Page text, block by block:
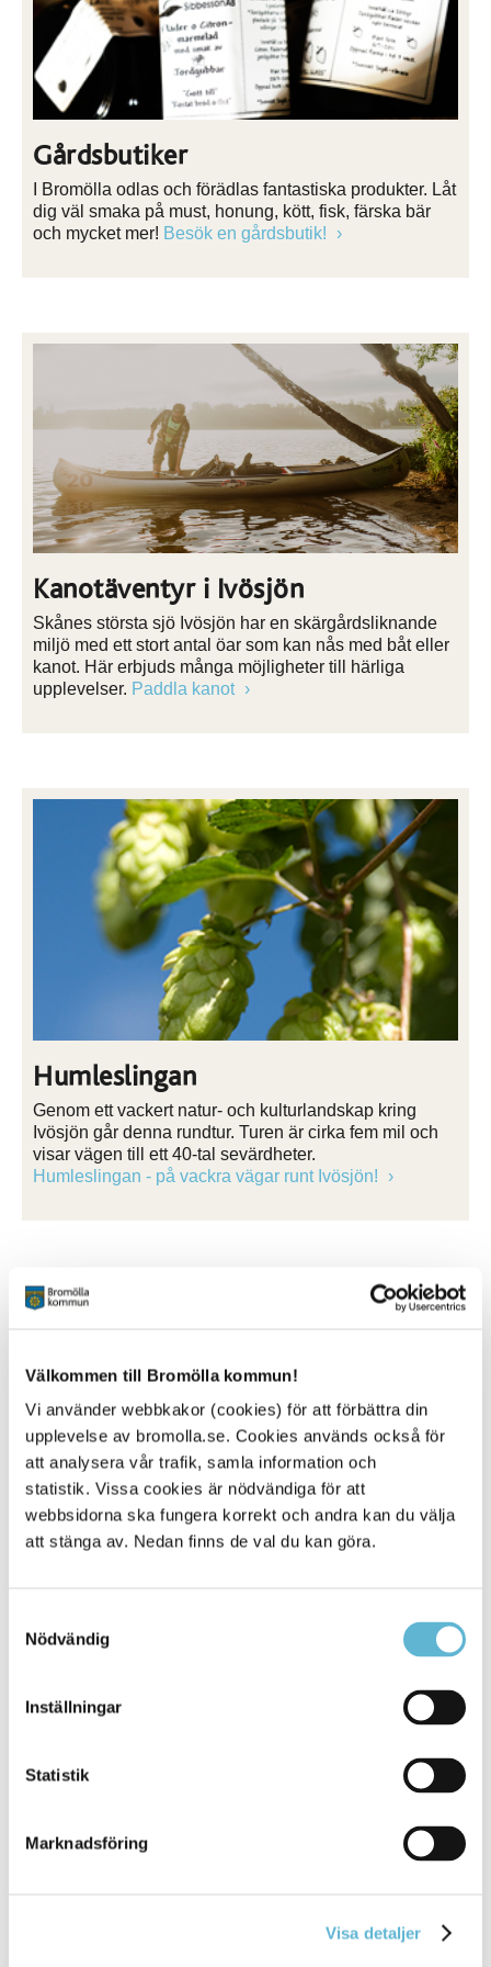
Välkommen till Bromölla kommun!
Vi använder webbkakor (cookies) för att förbättra din
upplevelse av bromolla.se. Cookies används också för
att analysera vår trafik, samla information och
statistik. Vissa cookies är nödvändiga för att
webbsidorna ska fungera korrekt och andra kan du välja
att stänga av. Nedan finns de val du kan göra.
Nödvändig
Inställningar
Statistik
Marknadsföring
Visa detaljer
Gårdsbutiker
I Bromölla odlas och förädlas fantastiska produkter. Låt
dig väl smaka på must, honung, kött, fisk, färska bär
och mycket mer! Besök en gårdsbutik!
Kanotäventyr i Ivösjön
Skånes största sjö Ivösjön har en skärgårdsliknande
miljö med ett stort antal öar som kan nås med båt eller
kanot. Här erbjuds många möjligheter till härliga
upplevelser. Paddla kanot
Humleslingan
Genom ett vackert natur- och kulturlandskap kring
Ivösjön går denna rundtur. Turen är cirka fem mil och
visar vägen till ett 40-tal sevärdheter.
Humleslingan - på vackra vägar runt Ivösjön!
Dags för fika eller picknick? Här finns några tips på